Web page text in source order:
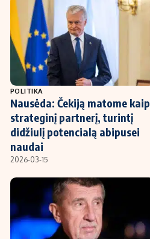
POLITIKA
Nausėda: Čekiją matome kaip
strateginį partnerį, turintį
didžiulį potencialą abipusei
naudai
2026-03-15